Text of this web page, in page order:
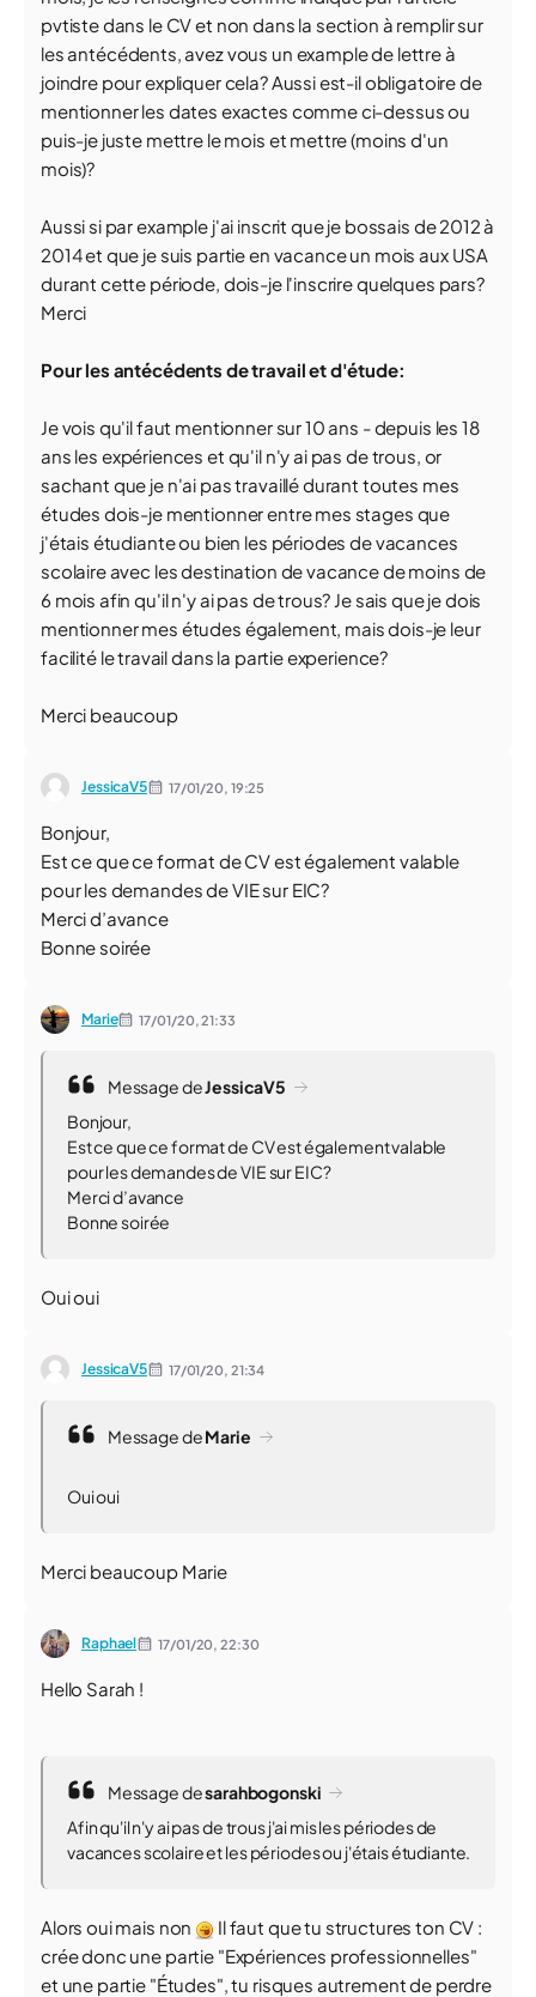
pvtiste dans le CV et non dans la section à remplir sur
les antécédents, avez vous un example de lettre à
joindre pour expliquer cela? Aussi est-il obligatoire de
mentionner les dates exactes comme ci-dessus ou
puis-je juste mettre le mois et mettre (moins d'un
mois)?
Aussi si par example j'ai inscrit que je bossais de 2012 à
2014 et que je suis partie en vacance un mois aux USA
durant cette période, dois-je l'inscrire quelques pars?
Merci
Pour les antécédents de travail et d'étude:
Je vois qu'il faut mentionner sur 10 ans - depuis les 18
ans les expériences et qu'il n'y ai pas de trous, or
sachant que je n'ai pas travaillé durant toutes mes
études dois-je mentionner entre mes stages que
j'étais étudiante ou bien les périodes de vacances
scolaire avec les destination de vacance de moins de
6 mois afin qu'il n'y ai pas de trous? Je sais que je dois
mentionner mes études également, mais dois-je leur
facilité le travail dans la partie experience?
Merci beaucoup
JessicaV5 17/01/20, 19:25
Bonjour,
Est ce que ce format de CV est également valable
pour les demandes de VIE sur EIC?
Merci d’avance
Bonne soirée
Marie 17/01/20,21:33
Message deJessicaV5
Bonjour,
Est ce que ce format de CV est également valable
pour les demandes de VIE sur EIC?
Merci d’avance
Bonne soirée
Oui oui
JessicaV5 17/01/20, 21:34
Message deMarie
Oui oui
Merci beaucoup Marie
Raphael 17/01/20,22:30
Hello Sarah !
Message desarahbogonski
Afin qu'il n'y ai pas de trous j'ai mis les périodes de
vacances scolaire et les périodes ou j'étais étudiante.
Alors oui mais non
Il faut que tu structures ton CV :
crée donc une partie "Expériences professionnelles"
et une partie "Études", tu risques autrement de perdre